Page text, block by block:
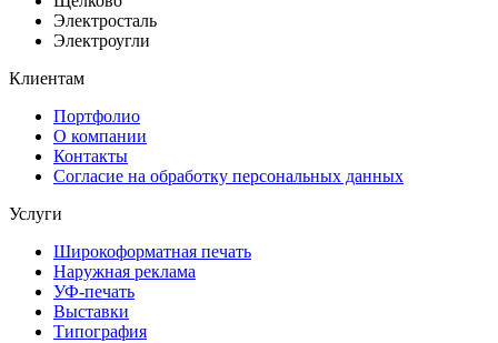
Электросталь
Электроугли
Клиентам
Портфолио
О компании
Контакты
Согласие на обработку персональных данных
Услуги
Широкоформатная печать
Наружная реклама
УФ-печать
Выставки
Типография